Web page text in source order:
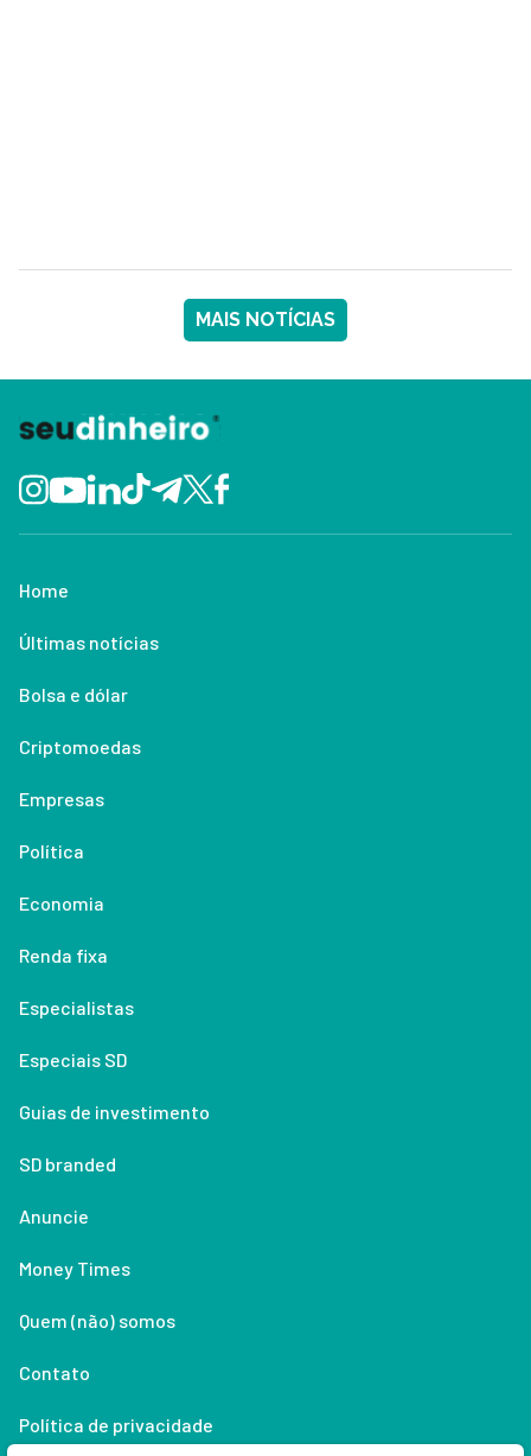
MAIS NOTÍCIAS
Home
Últimas notícias
Bolsa e dólar
Criptomoedas
Empresas
Política
Economia
Renda fixa
Especialistas
Especiais SD
Guias de investimento
SD branded
Anuncie
Money Times
Quem (não) somos
Contato
Política de privacidade